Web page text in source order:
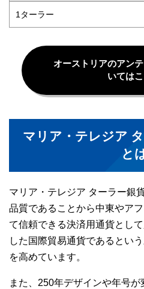
1ターラー
オーストリアのアン
いては
マリア・テレジア
と
マリア・テレジア ターラー銀
品質であることから中東やア
て信頼できる決済用通貨とし
した国際貿易通貨であるとい
を高めています。
また、250年デザインや年号が